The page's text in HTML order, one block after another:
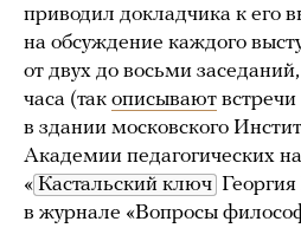
приводил докладчика к его
на обсуждение каждого
от двух до восьми
часа (так описывают встречи
в здании московского
Академии педагогических
« Кастальский ключ
в журнале «Вопросы